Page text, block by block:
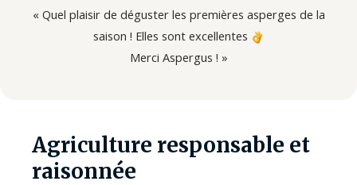
« Quel plaisir de déguster les premières asperges de la
saison ! Elles sont excellentes
Merci Aspergus ! »
Agriculture responsable et
raisonnée